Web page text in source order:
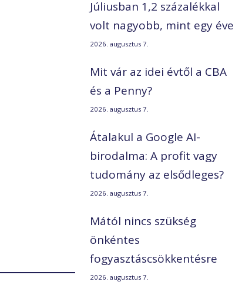
Júliusban 1,2 százalékkal
volt nagyobb, mint egy éve
2026. augusztus 7.
Mit vár az idei évtől a CBA
és a Penny?
2026. augusztus 7.
Átalakul a Google AI-
birodalma: A profit vagy
tudomány az elsődleges?
2026. augusztus 7.
Mától nincs szükség
önkéntes
fogyasztáscsökkentésre
2026. augusztus 7.